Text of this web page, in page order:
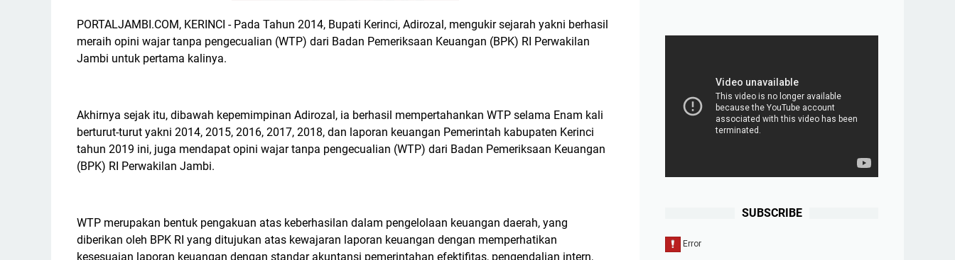
PORTALJAMBI.COM, KERINCI - Pada Tahun 2014, Bupati Kerinci, Adirozal, mengukir sejarah yakni berhasil
meraih opini wajar tanpa pengecualian (WTP) dari Badan Pemeriksaan Keuangan (BPK) RI Perwakilan
Jambi untuk pertama kalinya.
Akhirnya sejak itu, dibawah kepemimpinan Adirozal, ia berhasil mempertahankan WTP selama Enam kali
berturut-turut yakni 2014, 2015, 2016, 2017, 2018, dan laporan keuangan Pemerintah kabupaten Kerinci
tahun 2019 ini, juga mendapat opini wajar tanpa pengecualian (WTP) dari Badan Pemeriksaan Keuangan
(BPK) RI Perwakilan Jambi.
WTP merupakan bentuk pengakuan atas keberhasilan dalam pengelolaan keuangan daerah, yang
diberikan oleh BPK RI yang ditujukan atas kewajaran laporan keuangan dengan memperhatikan
kesesuaian laporan keuangan dengan standar akuntansi pemerintahan efektifitas, pengendalian intern,
SUBSCRIBE